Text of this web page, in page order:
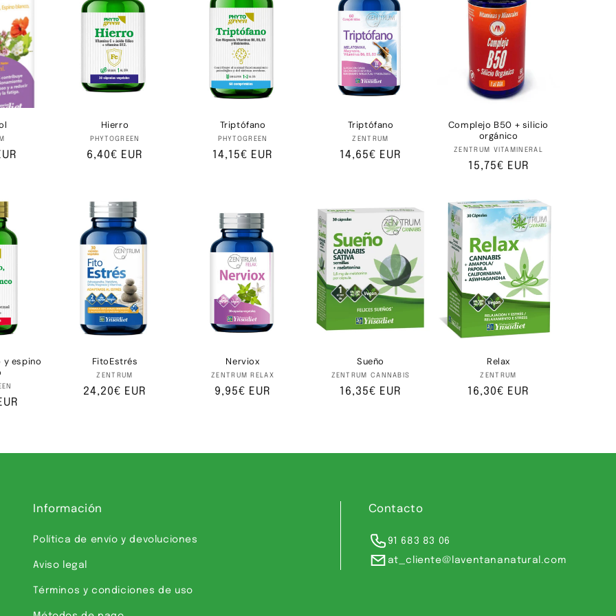
Hierro
Proveedor:
PHYTOGREEN
Precio
6,40€ EUR
Triptófano
Proveedor:
PHYTOGREEN
Precio
14,15€ EUR
Triptófano
Proveedor:
ZENTRUM
Precio
14,65€ EUR
Complejo B50 + silicio
orgánico
Proveedor:
ZENTRUM VITAMINERAL
Precio
15,75€ EUR
y espino
FitoEstrés
Proveedor:
ZENTRUM
Precio
24,20€ EUR
Nerviox
Proveedor:
ZENTRUM RELAX
Precio
9,95€ EUR
Sueño
Proveedor:
ZENTRUM CANNABIS
Precio
16,35€ EUR
Relax
Proveedor:
ZENTRUM
Precio
16,30€ EUR
Información
Política de envío y devoluciones
Aviso legal
Términos y condiciones de uso
Contacto
91 683 83 06
at_cliente@laventananatural.com